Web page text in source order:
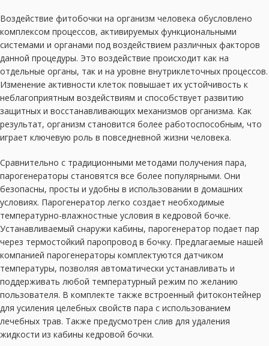
Воздействие фитобочки на организм человека обусловлено
комплексом процессов, активируемых функциональными
системами и органами под воздействием различных факторов
данной процедуры. Это воздействие происходит как на
отдельные органы, так и на уровне внутриклеточных процессов.
Изменение активности клеток повышает их устойчивость к
неблагоприятным воздействиям и способствует развитию
защитных и восстанавливающих механизмов организма. Как
результат, организм становится более работоспособным, что
играет ключевую роль в повседневной жизни человека.
Сравнительно с традиционными методами получения пара,
парогенераторы становятся все более популярными. Они
безопасны, просты и удобны в использовании в домашних
условиях. Парогенератор легко создает необходимые
температурно-влажностные условия в кедровой бочке.
Устанавливаемый снаружи кабины, парогенератор подает пар
через термостойкий паропровод в бочку. Предлагаемые нашей
компанией парогенераторы комплектуются датчиком
температуры, позволяя автоматически устанавливать и
поддерживать любой температурный режим по желанию
пользователя. В комплекте также встроенный фитоконтейнер
для усиления целебных свойств пара с использованием
лечебных трав. Также предусмотрен слив для удаления
жидкости из кабины кедровой бочки.